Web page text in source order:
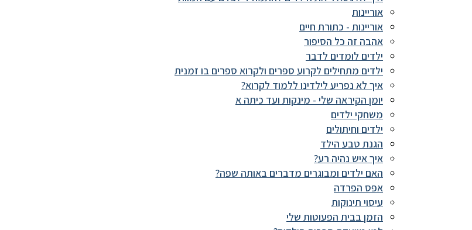
אוריינות
אוריינות - כתורת חיים
אהבה זה כל הסיפור
ילדים לומדים לדבר
ילדים מתחילים לקרוע ספרים ולקרוא ספרים בו זמנית
איך לא נפריע לילדינו ללמוד לקרוא?
יומן הקיראה שלי - מינקות ועד כיתה א
משחקי ילדים
ילדים וחיתולים
הגנת טבע הילד
איך איש נהיה רע?
האם ילדים ומבוגרים מדברים באותה שפה?
אפס הפרדה
עיסוי תינוקות
הזמן בבית הפעוטות שלי